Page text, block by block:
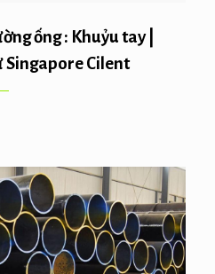
ống : Khuỷu tay |
Singapore Cilent